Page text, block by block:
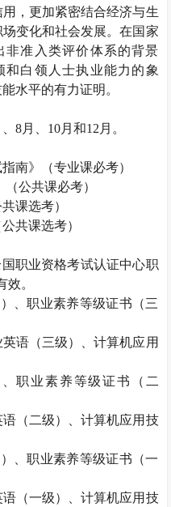
，更加紧密结合经济与生
变化和社会发展。在国家
非准入类评价体系的背景
和白领人士执业能力的象
水平的有力证明。
、8月、 10月和12 月。
南》（专业课必考）
公共课必考）
课选考）
共课选考）
职业资格考试认证中心职
效。
、职业素养等级证书（三
语（三级）、计算机应用
职业素养等级证书（二
（二级）、计算机应用技
、职业素养等级证书（一
（一级）、计算机应用技